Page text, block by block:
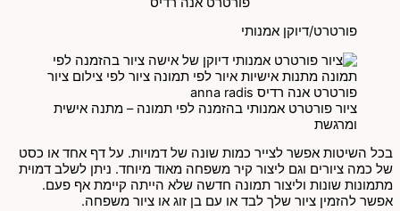
פורטרט/דיוקן אמנותי
ציור פורטרט אמנותי בהזמנה לפי תמונה – מתנה אישית
ומרגשת
בכל השיטות אפשר לצייר כמות שונה של דמויות. על דף אחד או כסט
של כמה ציורים וגם ליצור קיר משפחה מאוד מיוחד. ניתן לשלב דמוית
מתמונות שונות וליצור תמונה חדשה שלא הייתה קיימת אף פעם.
אפשר להזמין ציור שלך לבד או עם בן זוג או ציור משפחה.